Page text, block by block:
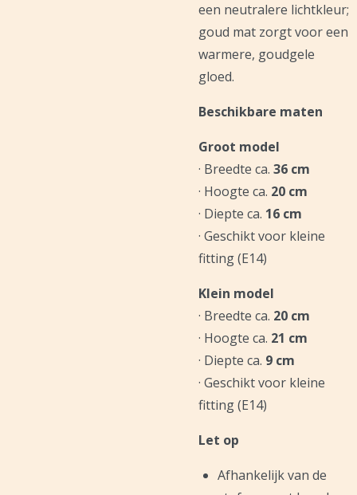
een neutralere lichtkleur;
goud mat zorgt voor een
warmere, goudgele
gloed.
Beschikbare maten
Groot model
· Breedte ca. 36 cm
· Hoogte ca. 20 cm
· Diepte ca. 16 cm
· Geschikt voor kleine
fitting (E14)
Klein model
· Breedte ca. 20 cm
· Hoogte ca. 21 cm
· Diepte ca. 9 cm
· Geschikt voor kleine
fitting (E14)
Let op
Afhankelijk van de